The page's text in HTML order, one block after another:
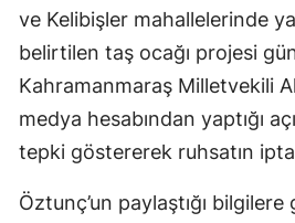
ve Kelibişler mahallelerinde
belirtilen taş ocağı projesi
Kahramanmaraş Milletvekili
medya hesabından yaptığı
tepki göstererek ruhsatın
Öztunç’un paylaştığı